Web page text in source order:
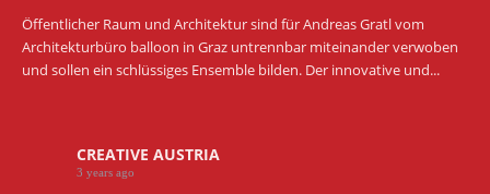
Öffentlicher Raum und Architektur sind für Andreas Gratl vom
Architekturbüro balloon in Graz untrennbar miteinander verwoben
und sollen ein schlüssiges Ensemble bilden. Der innovative und...
CREATIVE AUSTRIA
3 years ago